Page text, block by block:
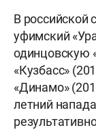
В российской
уфимский
одинцовскую
«Кузбасс»
«Динамо»
летний